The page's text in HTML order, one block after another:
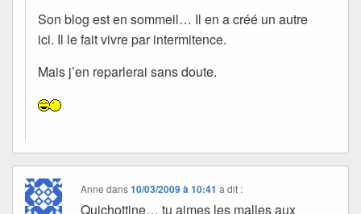
Son blog est en sommeil… Il en a créé un autre
ici. Il le fait vivre par intermitence.
Mais j’en reparlerai sans doute.
Anne dans10/03/2009 à 10:41 a dit :
Quichottine… tu aimes les malles aux